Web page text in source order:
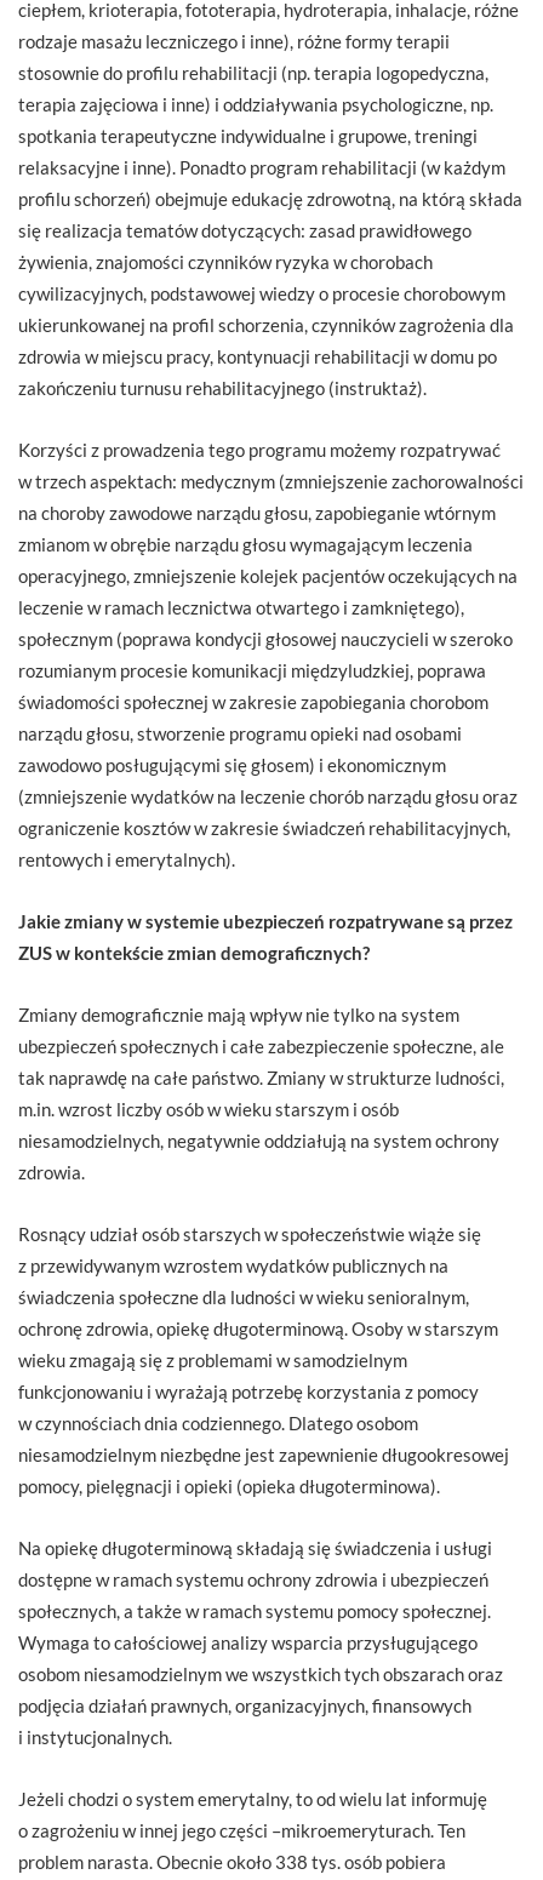
ciepłem, krioterapia, fototerapia, hydroterapia, inhalacje, różne
rodzaje masażu leczniczego i inne), różne formy terapii
stosownie do profilu rehabilitacji (np. terapia logopedyczna,
terapia zajęciowa i inne) i oddziaływania psychologiczne, np.
spotkania terapeutyczne indywidualne i grupowe, treningi
relaksacyjne i inne). Ponadto program rehabilitacji (w każdym
profilu schorzeń) obejmuje edukację zdrowotną, na którą składa
się realizacja tematów dotyczących: zasad prawidłowego
żywienia, znajomości czynników ryzyka w chorobach
cywilizacyjnych, podstawowej wiedzy o procesie chorobowym
ukierunkowanej na profil schorzenia, czynników zagrożenia dla
zdrowia w miejscu pracy, kontynuacji rehabilitacji w domu po
zakończeniu turnusu rehabilitacyjnego (instruktaż).
Korzyści z prowadzenia tego programu możemy rozpatrywać
w trzech aspektach: medycznym (zmniejszenie zachorowalności
na choroby zawodowe narządu głosu, zapobieganie wtórnym
zmianom w obrębie narządu głosu wymagającym leczenia
operacyjnego, zmniejszenie kolejek pacjentów oczekujących na
leczenie w ramach lecznictwa otwartego i zamkniętego),
społecznym (poprawa kondycji głosowej nauczycieli w szeroko
rozumianym procesie komunikacji międzyludzkiej, poprawa
świadomości społecznej w zakresie zapobiegania chorobom
narządu głosu, stworzenie programu opieki nad osobami
zawodowo posługującymi się głosem) i ekonomicznym
(zmniejszenie wydatków na leczenie chorób narządu głosu oraz
ograniczenie kosztów w zakresie świadczeń rehabilitacyjnych,
rentowych i emerytalnych).
Jakie zmiany w systemie ubezpieczeń rozpatrywane są przez
ZUS w kontekście zmian demograficznych?
Zmiany demograficznie mają wpływ nie tylko na system
ubezpieczeń społecznych i całe zabezpieczenie społeczne, ale
tak naprawdę na całe państwo. Zmiany w strukturze ludności,
m.in. wzrost liczby osób w wieku starszym i osób
niesamodzielnych, negatywnie oddziałują na system ochrony
zdrowia.
Rosnący udział osób starszych w społeczeństwie wiąże się
z przewidywanym wzrostem wydatków publicznych na
świadczenia społeczne dla ludności w wieku senioralnym,
ochronę zdrowia, opiekę długoterminową. Osoby w starszym
wieku zmagają się z problemami w samodzielnym
funkcjonowaniu i wyrażają potrzebę korzystania z pomocy
w czynnościach dnia codziennego. Dlatego osobom
niesamodzielnym niezbędne jest zapewnienie długookresowej
pomocy, pielęgnacji i opieki (opieka długoterminowa).
Na opiekę długoterminową składają się świadczenia i usługi
dostępne w ramach systemu ochrony zdrowia i ubezpieczeń
społecznych, a także w ramach systemu pomocy społecznej.
Wymaga to całościowej analizy wsparcia przysługującego
osobom niesamodzielnym we wszystkich tych obszarach oraz
podjęcia działań prawnych, organizacyjnych, finansowych
i instytucjonalnych.
Jeżeli chodzi o system emerytalny, to od wielu lat informuję
o zagrożeniu w innej jego części –mikroemeryturach. Ten
problem narasta. Obecnie około 338 tys. osób pobiera